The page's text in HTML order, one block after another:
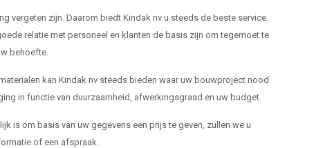
vergeten zijn. Daarom biedt Kindak nv u steeds de beste service.
relatie met personeel en klanten de basis zijn om tegemoet te
behoefte.
kan Kindak nv steeds bieden waar uw bouwproject nood
in functie van duurzaamheid, afwerkingsgraad en uw budget.
is om basis van uw gegevens een prijs te geven, zullen we u
of een afspraak.